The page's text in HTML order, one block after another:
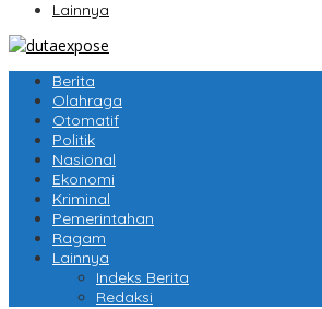
Lainnya
Berita
Olahraga
Otomatif
Politik
Nasional
Ekonomi
Kriminal
Pemerintahan
Ragam
Lainnya
Indeks Berita
Redaksi